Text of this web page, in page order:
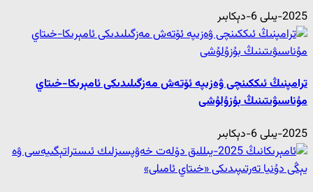
2025-يىلى 6-دېكابىر
ترامپنىڭ ئىككىنچى ۋەزىپە ئۆتەش مەزگىلىدىكى ئامېرىكا-خىتاي
مۇناسىۋىتىنىڭ بۇزۇلۇشى
2025-يىلى 6-دېكابىر